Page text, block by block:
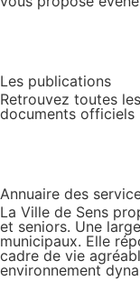
Les publications
Retrouvez toutes
documents officiels
Annuaire des
La Ville de Sens
et seniors. Une
municipaux. Elle
cadre de vie
environnement